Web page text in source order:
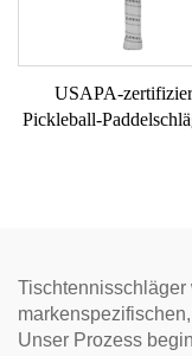
USAPA-
Pickleball-
Tischtennisschläger
Unser Prozess